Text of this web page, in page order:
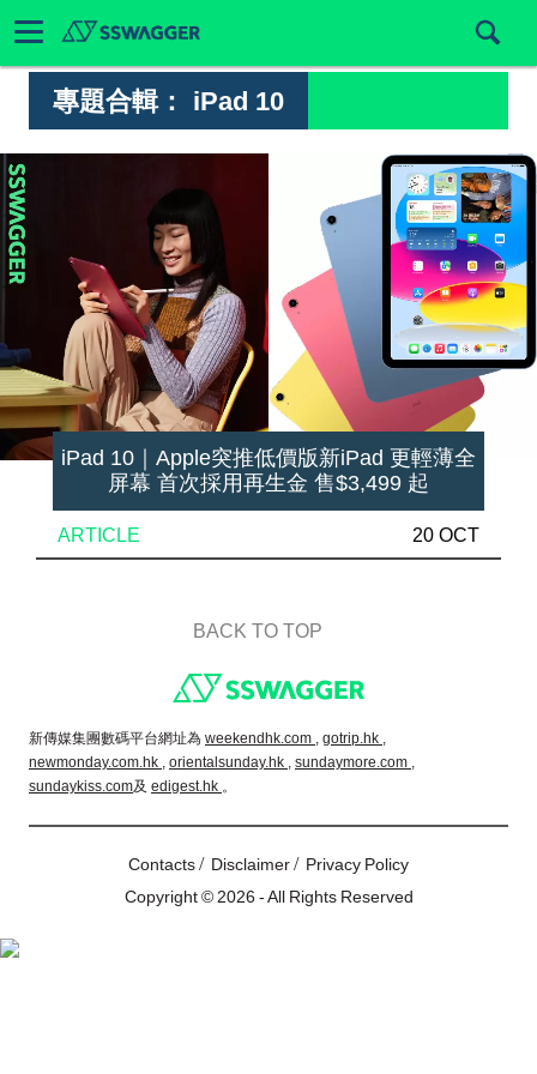
專題合輯： iPad 10
iPad 10｜Apple突推低價版新iPad 更輕薄全
屏幕 首次採用再生金 售$3,499 起
ARTICLE 20 OCT
BACK TO TOP
新傳媒集團數碼平台網址為 weekendhk.com , gotrip.hk ,
newmonday.com.hk , orientalsunday.hk , sundaymore.com ,
sundaykiss.com及 edigest.hk 。
Contacts/ Disclaimer/ Privacy Policy
Copyright © 2026 - All Rights Reserved